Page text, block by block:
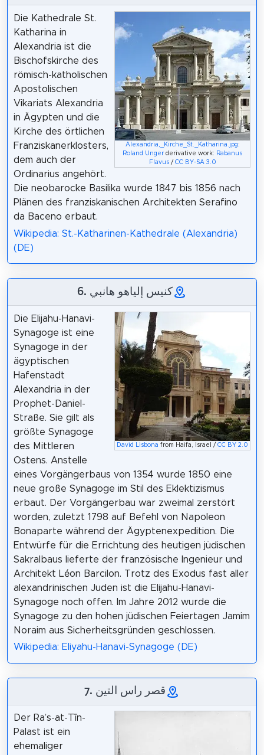
Alexandria,_Kirche_St._Katharina.jpg :
Roland Unger derivative work: Rabanus
Flavus/ CC BY-SA 3.0
Die Kathedrale St.
Katharina in
Alexandria ist die
Bischofskirche des
römisch-katholischen
Apostolischen
Vikariats Alexandria
in Ägypten und die
Kirche des örtlichen
Franziskanerklosters,
dem auch der
Ordinarius angehört.
Die neobarocke Basilika wurde 1847 bis 1856 nach
Plänen des franziskanischen Architekten Serafino
da Baceno erbaut.
Wikipedia: St.-Katharinen-Kathedrale (Alexandria)
(DE)
6. كنيس إلياهو هانبي
David Lisbona from Haifa, Israel /CC BY 2.0
Die Elijahu-Hanavi-
Synagoge ist eine
Synagoge in der
ägyptischen
Hafenstadt
Alexandria in der
Prophet-Daniel-
Straße. Sie gilt als
größte Synagoge
des Mittleren
Ostens. Anstelle
eines Vorgängerbaus von 1354 wurde 1850 eine
neue große Synagoge im Stil des Eklektizismus
erbaut. Der Vorgängerbau war zweimal zerstört
worden, zuletzt 1798 auf Befehl von Napoleon
Bonaparte während der Ägyptenexpedition. Die
Entwürfe für die Errichtung des heutigen jüdischen
Sakralbaus lieferte der französische Ingenieur und
Architekt Léon Barcilon. Trotz des Exodus fast aller
alexandrinischen Juden ist die Elijahu-Hanavi-
Synagoge noch offen. Im Jahre 2012 wurde die
Synagoge zu den hohen jüdischen Feiertagen Jamim
Noraim aus Sicherheitsgründen geschlossen.
Wikipedia: Eliyahu-Hanavi-Synagoge (DE)
7. قصر راس التين
Der Raʾs-at-Tīn-
Palast ist ein
ehemaliger